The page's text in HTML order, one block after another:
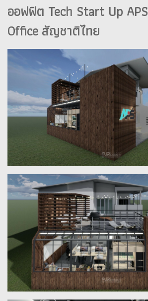
ออฟฟิต Tech Start Up APS
Office สัญชาติไทย